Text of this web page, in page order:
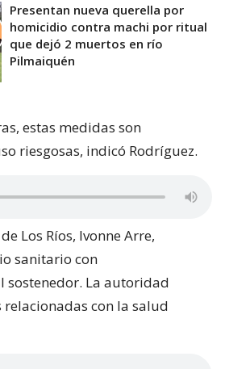
Presentan nueva querella por
homicidio contra machi por ritual
que dejó 2 muertos en río
Pilmaiquén
estas medidas son
riesgosas, indicó Rodríguez.
Los Ríos, Ivonne Arre,
sanitario con
sostenedor. La autoridad
con la salud